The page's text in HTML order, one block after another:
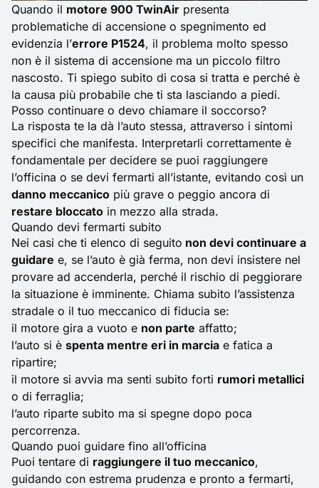
Quando il motore 900 TwinAir presenta
problematiche di accensione o spegnimento ed
evidenzia l’errore P1524, il problema molto spesso
non è il sistema di accensione ma un piccolo filtro
nascosto. Ti spiego subito di cosa si tratta e perché è
la causa più probabile che ti sta lasciando a piedi.
Posso continuare o devo chiamare il soccorso?
La risposta te la dà l’auto stessa, attraverso i sintomi
specifici che manifesta. Interpretarli correttamente è
fondamentale per decidere se puoi raggiungere
l’officina o se devi fermarti all’istante, evitando così un
danno meccanico più grave o peggio ancora di
restare bloccato in mezzo alla strada.
Quando devi fermarti subito
Nei casi che ti elenco di seguito non devi continuare a
guidare e, se l’auto è già ferma, non devi insistere nel
provare ad accenderla, perché il rischio di peggiorare
la situazione è imminente. Chiama subito l’assistenza
stradale o il tuo meccanico di fiducia se:
il motore gira a vuoto e non parte affatto;
l’auto si è spenta mentre eri in marcia e fatica a
ripartire;
il motore si avvia ma senti subito forti rumori metallici
o di ferraglia;
l’auto riparte subito ma si spegne dopo poca
percorrenza.
Quando puoi guidare fino all’officina
Puoi tentare di raggiungere il tuo meccanico,
guidando con estrema prudenza e pronto a fermarti,